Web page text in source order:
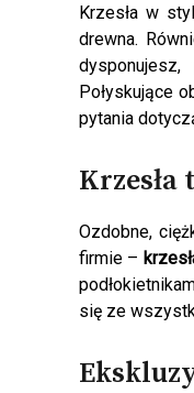
Krzesła w
drewna.
Połyskujące
pytania
Krzesła
Ozdobne,
firmie –
się ze